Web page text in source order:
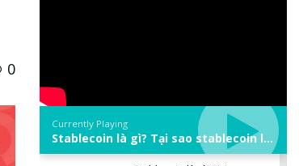
0
Currently Playing
Stablecoin là gì? Tại sao stablecoin lại quan trọng trong thị trường crypto? | Phổ cập Blockchain